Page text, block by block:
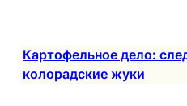
содержимому
Картофельное дело:
колорадские жуки